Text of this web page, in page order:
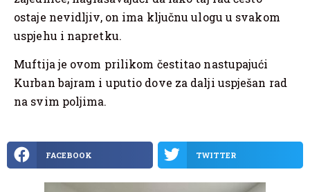
ostaje nevidljiv, on ima ključnu ulogu u svakom
uspjehu i napretku.
Muftija je ovom prilikom čestitao nastupajući
Kurban bajram i uputio dove za dalji uspješan rad
na svim poljima.
FACEBOOK TWITTER